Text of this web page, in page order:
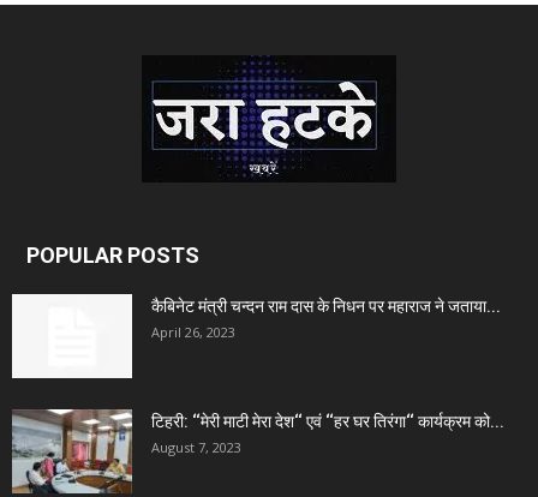
POPULAR POSTS
कैबिनेट मंत्री चन्दन राम दास के निधन पर महाराज ने जताया...
April 26, 2023
टिहरी: ‘‘मेरी माटी मेरा देश‘‘ एवं ‘‘हर घर तिरंगा‘‘ कार्यक्रम को...
August 7, 2023